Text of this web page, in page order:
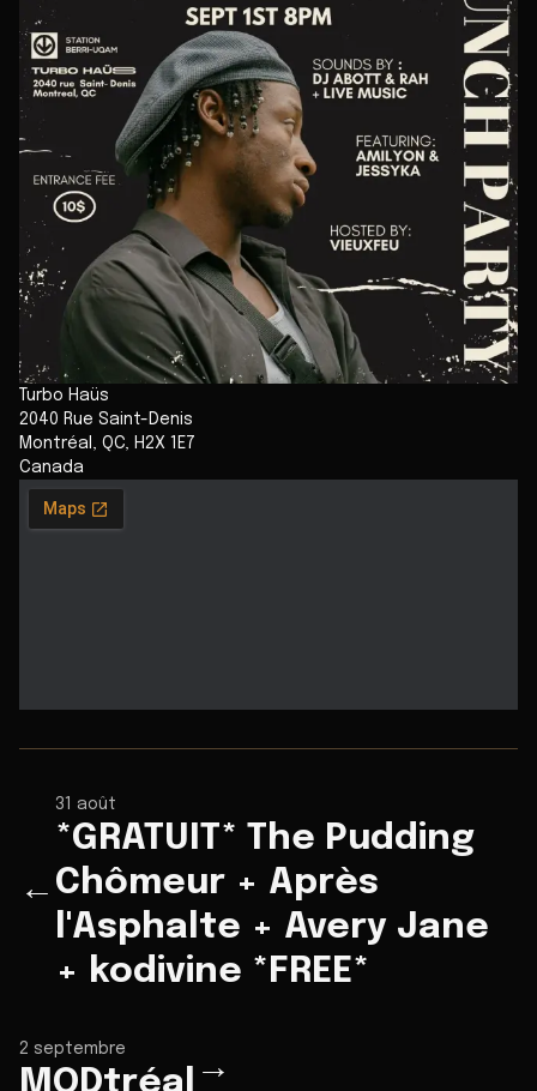
Turbo Haüs
2040 Rue Saint-Denis
Montréal , QC, H2X 1E7
Canada
←
31 août
*GRATUIT* The Pudding
Chômeur + Après
l'Asphalte + Avery Jane
+ kodivine *FREE*
2 septembre
MODtréal →